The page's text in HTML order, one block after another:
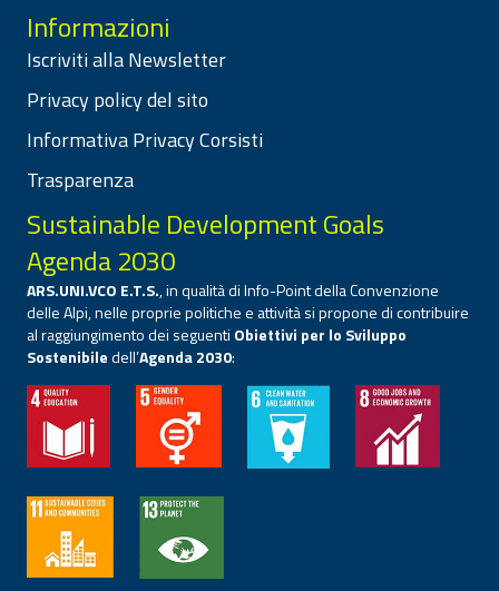
Informazioni
Iscriviti alla Newsletter
Privacy policy del sito
Informativa Privacy Corsisti
Trasparenza
Sustainable Development Goals
Agenda 2030
ARS.UNI.VCO E.T.S., in qualità di Info-Point della Convenzione
delle Alpi, nelle proprie politiche e attività si propone di contribuire
al raggiungimento dei seguenti Obiettivi per lo Sviluppo
Sostenibiledell’Agenda 2030: